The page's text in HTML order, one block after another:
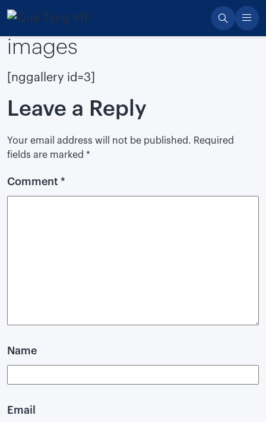
Skip
content
images
[nggallery id=3]
Leave a Reply
Your email address will not be published. Required
fields are marked *
Comment *
Name
Email